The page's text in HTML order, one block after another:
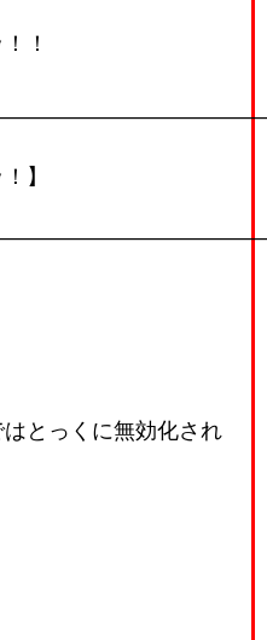
！
】
とっくに無効化され